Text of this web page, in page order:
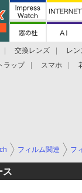
交換レンズ レン
ラップ スマホ
フィルム関連 フ
ス